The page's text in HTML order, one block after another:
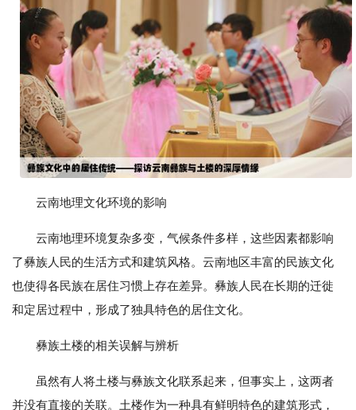
云南地理文化环境的影响
云南地理环境复杂多变，气候条件多样，这些因素都影响
了彝族人民的生活方式和建筑风格。云南地区丰富的民族文化
也使得各民族在居住习惯上存在差异。彝族人民在长期的迁徙
和定居过程中，形成了独具特色的居住文化。
彝族土楼的相关误解与辨析
虽然有人将土楼与彝族文化联系起来，但事实上，这两者
并没有直接的关联。土楼作为一种具有鲜明特色的建筑形式，